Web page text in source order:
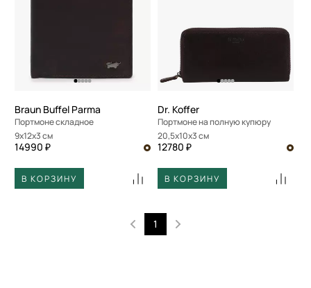
Braun Buffel Parma
Портмоне складное
9x12x3 см
14990 ₽
В КОРЗИНУ
Dr. Koffer
Портмоне на полную купюру
20,5x10x3 см
12780 ₽
В КОРЗИНУ
1